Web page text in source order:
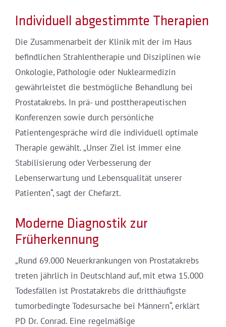
Individuell abgestimmte Therapien
Die Zusammenarbeit der Klinik mit der im Haus
befindlichen Strahlentherapie und Disziplinen wie
Onkologie, Pathologie oder Nuklearmedizin
gewährleistet die bestmögliche Behandlung bei
Prostatakrebs. In prä- und posttherapeutischen
Konferenzen sowie durch persönliche
Patientengespräche wird die individuell optimale
Therapie gewählt. „Unser Ziel ist immer eine
Stabilisierung oder Verbesserung der
Lebenserwartung und Lebensqualität unserer
Patienten“, sagt der Chefarzt.
Moderne Diagnostik zur
Früherkennung
„Rund 69.000 Neuerkrankungen von Prostatakrebs
treten jährlich in Deutschland auf, mit etwa 15.000
Todesfällen ist Prostatakrebs die dritthäufigste
tumorbedingte Todesursache bei Männern“, erklärt
PD Dr. Conrad. Eine regelmäßige